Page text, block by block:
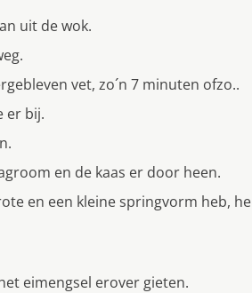
uit de wok.
vet, zo´n 7 minuten ofzo..
er bij.
en de kaas er door heen.
en een kleine springvorm heb,
eimengsel erover gieten.